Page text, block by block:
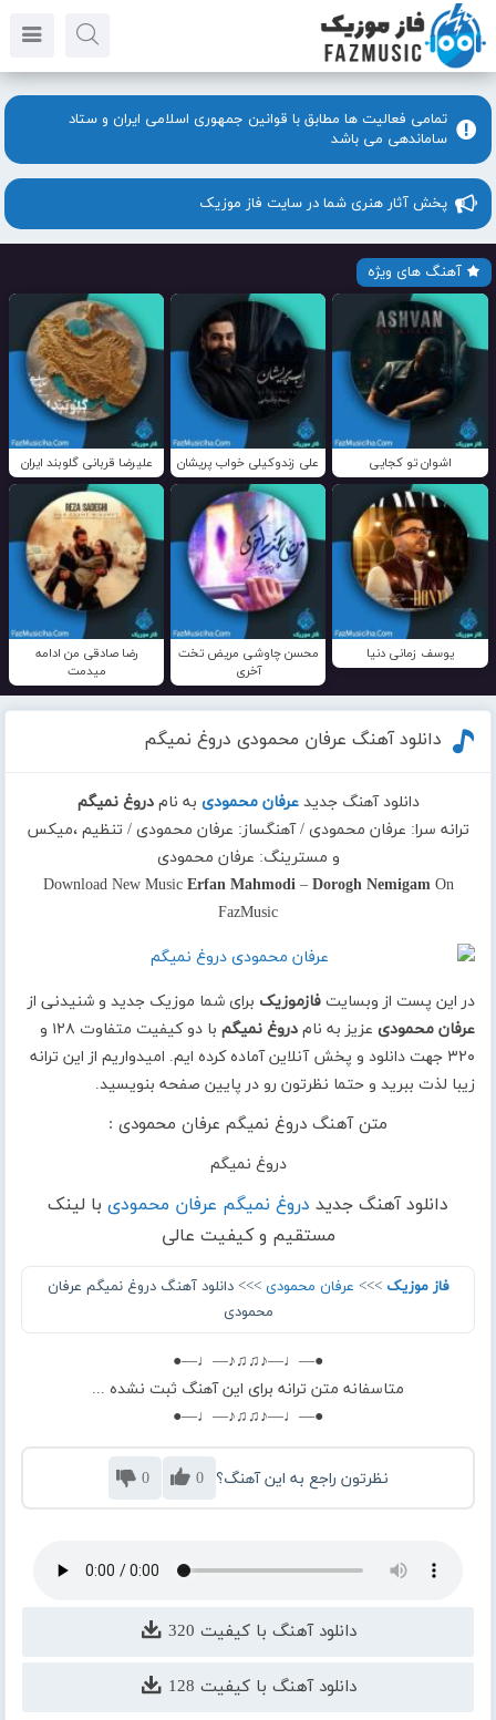
تمامی فعالیت ها مطابق با قوانین جمهوری اسلامی ایران و ستاد
ساماندهی می باشد
پخش آثار هنری شما در سایت فاز موزیک
آهنگ های ویژه
اشوان تو کجایی علی زندوکیلی خواب پریشان علیرضا قربانی گلوبند ایران
یوسف زمانی دنیا
محسن چاوشی مریض تخت
آخری
رضا صادقی من ادامه
میدمت
دانلود آهنگ عرفان محمودی دروغ نمیگم
دانلود آهنگ جدیدعرفان محمودی به نامدروغ نمیگم
ترانه سرا: عرفان محمودی / آهنگساز: عرفان محمودی / تنظیم ،میکس
و مسترینگ: عرفان محمودی
Download New Music Erfan Mahmodi– Dorogh NemigamOn
FazMusic
در این پست از وبسایتفازموزیک برای شما موزیک جدید و شنیدنی از
عرفان محمودی عزیز به نامدروغ نمیگم
با دو کیفیت متفاوت ۱۲۸ و
۳۲۰ جهت دانلود و پخش آنلاین آماده کرده ایم. امیدواریم از این ترانه
زیبا لذت ببرید و حتما نظرتون رو در پایین صفحه بنویسید.
متن آهنگ دروغ نمیگم عرفان محمودی :
دروغ نمیگم
دانلود آهنگ جدید دروغ نمیگم عرفان محمودی با لینک
مستقیم و کیفیت عالی
فاز موزیک >>> عرفان محمودی >>> دانلود آهنگ دروغ نمیگم عرفان
محمودی
●—♩—♪♫♫♪—♩—●
متاسفانه متن ترانه برای این آهنگ ثبت نشده ...
●—♩—♪♫♫♪—♩—●
نظرتون راجع به این آهنگ؟ 0
0
دانلود آهنگ با کیفیت 320
دانلود آهنگ با کیفیت 128